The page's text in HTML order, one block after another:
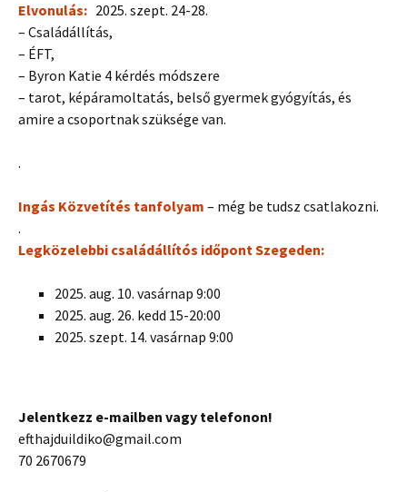
Elvonulás: 2025. szept. 24-28.
– Családállítás,
– ÉFT,
– Byron Katie 4 kérdés módszere
– tarot, képáramoltatás, belső gyermek gyógyítás, és
amire a csoportnak szüksége van.
.
Ingás Közvetítés tanfolyam – még be tudsz csatlakozni.
.
Legközelebbi családállítós időpont Szegeden:
2025. aug. 10. vasárnap 9:00
2025. aug. 26. kedd 15-20:00
2025. szept. 14. vasárnap 9:00
Jelentkezz e-mailben vagy telefonon!
efthajduildiko@gmail.com
70 2670679